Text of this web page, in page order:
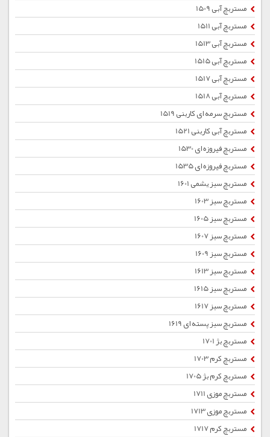
مستربچ آبی 1509
مستربچ آبی 1511
مستربچ آبی 1513
مستربچ آبی 1515
مستربچ آبی 1517
مستربچ آبی 1518
مستربچ سرمه ای کاربنی 1519
مستربچ آبی کاربنی 1521
مستربچ فیروزه ای 1530
مستربچ فیروزه ای 1535
مستربچ سبز یشمی 1601
مستربچ سبز 1603
مستربچ سبز 1605
مستربچ سبز 1607
مستربچ سبز 1609
مستربچ سبز 1613
مستربچ سبز 1615
مستربچ سبز 1617
مستربچ سبز پسته ای 1619
مستربچ بژ 1701
مستربچ کرم 1703
مستربچ کرم بژ 1705
مستربچ موزی 1711
مستربچ موزی 1713
مستربچ کرم 1717